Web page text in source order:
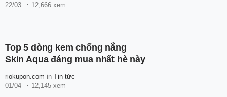
22/03
12,666 xem
Top 5 dòng kem chống nắng
Skin Aqua đáng mua nhất hè này
riokupon.com in Tin tức
01/04
12,145 xem